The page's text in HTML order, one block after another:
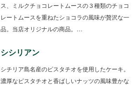
ス、ミルクチョコレートムースの３種類のチョコ
レートムースを重ねたショコラの風味が贅沢な一
品。当店オリジナルの商品。…
シシリアン
シチリア島名産のピスタチオを使用したケーキ。
濃厚なピスタチオと香ばしいナッツの風味豊かな